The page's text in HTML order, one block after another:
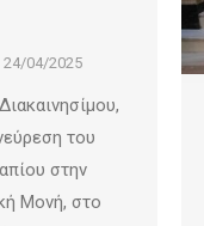
24/04/2025
του
στην
Μονή, στο